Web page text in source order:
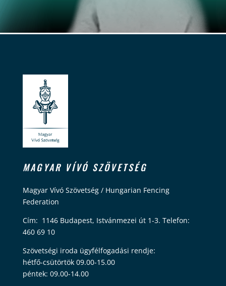
MAGYAR VÍVÓ SZÖVETSÉG
Magyar Vívó Szövetség / Hungarian Fencing
Federation
Cím: 1146 Budapest, Istvánmezei út 1-3. Telefon:
460 69 10
Szövetségi iroda ügyfélfogadási rendje:
hétfő-csütörtök 09.00-15.00
péntek: 09.00-14.00